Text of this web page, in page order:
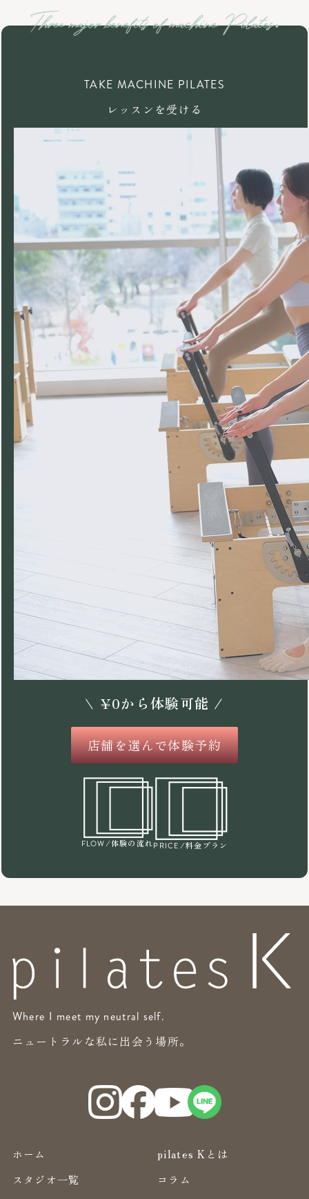
TAKE MACHINE PILATES
レッスンを受ける
\ ¥0から体験可能 /
店舗を選んで体験予約
FLOW /体験の流れPRICE /料金プラン
Where I meet my neutral self.
ニュートラルな私に出会う場所。
ホーム
pilates Kとは
スタジオ一覧
コラム